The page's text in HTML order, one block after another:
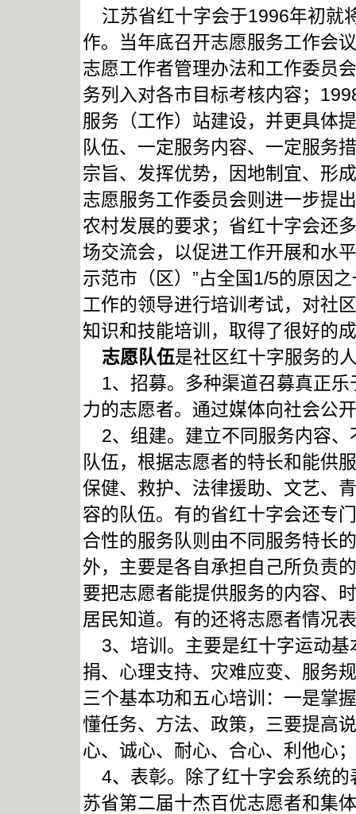
江苏省红十字会于1996年初就
作。当年底召开志愿服务工作会
志愿工作者管理办法和工作委员
务列入对各市目标考核内容；
服务（工作）站建设，并更具体
队伍、一定服务内容、一定服务
宗旨、发挥优势，因地制宜、形
志愿服务工作委员会则进一步提
农村发展的要求；省红十字会还
场交流会，以促进工作开展和水
示范市（区）”占全国1/5的原因
工作的领导进行培训考试，对社
知识和技能培训，取得了很好的
志愿队伍是社区红十字服务的
1、招募。多种渠道召募真正乐
力的志愿者。通过媒体向社会公
2、组建。建立不同服务内容、
队伍，根据志愿者的特长和能供
保健、救护、法律援助、文艺、
容的队伍。有的省红十字会还专
合性的服务队则由不同服务特长
外，主要是各自承担自己所负责
要把志愿者能提供服务的内容、
居民知道。有的还将志愿者情况
3、培训。主要是红十字运动基
捐、心理支持、灾难应变、服务
三个基本功和五心培训：一是掌
懂任务、方法、政策，三要提高
心、诚心、耐心、合心、利他心
4、表彰。除了红十字会系统的
苏省第二届十杰百优志愿者和集